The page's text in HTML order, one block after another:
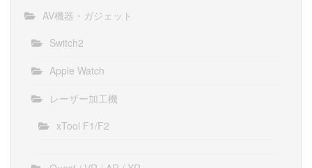
AV機器・ガジェット
Switch2
Apple Watch
レーザー加工機
xTool F1/F2